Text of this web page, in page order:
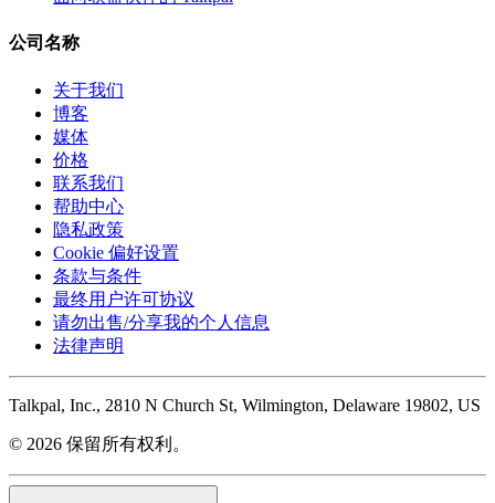
公司名称
关于我们
博客
媒体
价格
联系我们
帮助中心
隐私政策
Cookie 偏好设置
条款与条件
最终用户许可协议
请勿出售/分享我的个人信息
法律声明
Talkpal, Inc., 2810 N Church St, Wilmington, Delaware 19802, US
© 2026 保留所有权利。